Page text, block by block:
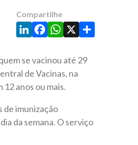
Compartilhe
LinkedIn
Facebook
WhatsApp
X Share
se vacinou até 29
de Vacinas, na
anos ou mais.
de imunização
da semana. O serviço